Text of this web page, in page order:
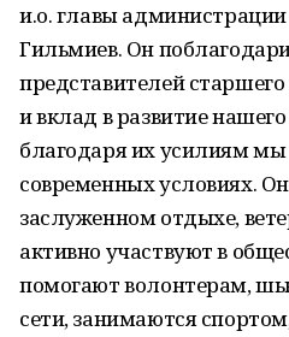
и.о. главы
Гильмиев. Он
представителей
и вклад в развитие
благодаря их усилиям
современных условиях.
заслуженном отдыхе,
активно участвуют в
помогают волонтерам,
сети, занимаются